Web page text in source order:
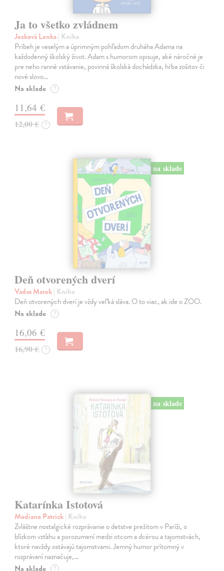
Ja to všetko zvládnem
Jecková Lenka| Kniha
Príbeh je veselým a úprimným pohľadom druháha Adama na
každodenný školský život. Adam s humorom opisuje, aké náročné je
pre neho ranné vstávanie, povinná školská dochádzka, hŕba zošitov či
nové slovo…
Na sklade ?
11,64 €
12,00 € ?
na sklade
Deň otvorených dverí
Vadas Marek| Kniha
Deň otvorených dverí je vždy veľká sláva. O to viac, ak ide o ZOO.
Na sklade ?
16,06 €
16,90 € ?
na sklade
Katarínka Istotová
Modiano Patrick| Kniha
Zvláštne nostalgické rozprávanie o detstve prežitom v Paríži, o
blízkom vzťahu a porozumení medzi otcom a dcérou a tajomstvách,
ktoré navždy ostávajú tajomstvami. Jemný humor prítomný v
rozprávaní naznačuje,…
?